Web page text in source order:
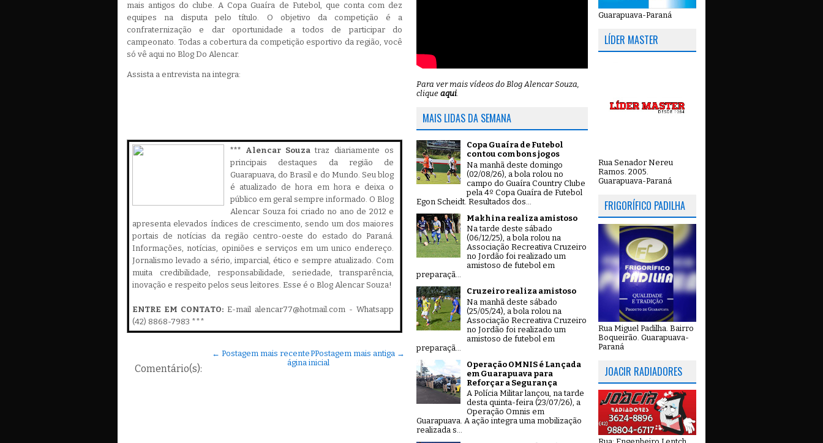
mais antigos do clube. A Copa Guaíra de Futebol, que conta com dez
equipes na disputa pelo título. O objetivo da competição é a
confraternização e dar oportunidade a todos de participar do
campeonato. Todas a cobertura da competição esportivo da região, você
só vê aqui no Blog Do Alencar.
Assista a entrevista na integra:
*** Alencar Souzatraz diariamente os
principais destaques da região de
Guarapuava, do Brasil e do Mundo. Seu blog
é atualizado de hora em hora e deixa o
público em geral sempre informado. O Blog
Alencar Souza foi criado no ano de 2012 e
apresenta elevados índices de crescimento, sendo um dos maiores
portais de notícias da região centro-oeste do estado do Paraná.
Informações, notícias, opiniões e serviços em um unico endereço.
Jornalismo levado a sério, imparcial, ético e sempre atualizado. Com
muita credibilidade, responsabilidade, seriedade, transparência,
inovação e respeito pelos seus leitores. Esse é o Blog Alencar Souza!
ENTRE EM CONTATO: E-mail alencar77@hotmail.com - Whatsapp
(42) 8868-7983 ***
Comentário(s):
← Postagem mais recente Postagem mais antiga →
P
ágina inicial
Para ver mais vídeos do Blog Alencar Souza,
clique aqui.
MAIS LIDAS DA SEMANA
Copa Guaíra de Futebol
contou com bons jogos
Na manhã deste domingo
(02/08/26), a bola rolou no
campo do Guaíra Country Clube
pela 4º Copa Guaíra de Futebol
Egon Scheidt. Resultados dos...
Makhina realiza amistoso
Na tarde deste sábado
(06/12/25), a bola rolou na
Associação Recreativa Cruzeiro
no Jordão foi realizado um
amistoso de futebol em
preparaçã...
Cruzeiro realiza amistoso
Na manhã deste sábado
(25/05/24), a bola rolou na
Associação Recreativa Cruzeiro
no Jordão foi realizado um
amistoso de futebol em
preparaçã...
Operação OMNIS é Lançada
em Guarapuava para
Reforçar a Segurança
A Polícia Militar lançou, na tarde
desta quinta-feira (23/07/26), a
Operação Omnis em
Guarapuava. A ação integra uma mobilização
realizada s...
Guarapuava-Paraná
LÍDER MASTER
Rua Senador Nereu
Ramos. 2005.
Guarapuava-Paraná
FRIGORÍFICO PADILHA
Rua Miguel Padilha. Bairro
Boqueirão. Guarapuava-
Paraná
JOACIR RADIADORES